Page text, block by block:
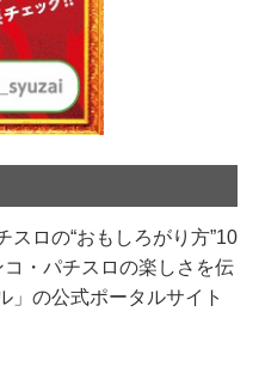
スロの“おもしろがり方”10
・パチスロの楽しさを伝
」の公式ポータルサイト